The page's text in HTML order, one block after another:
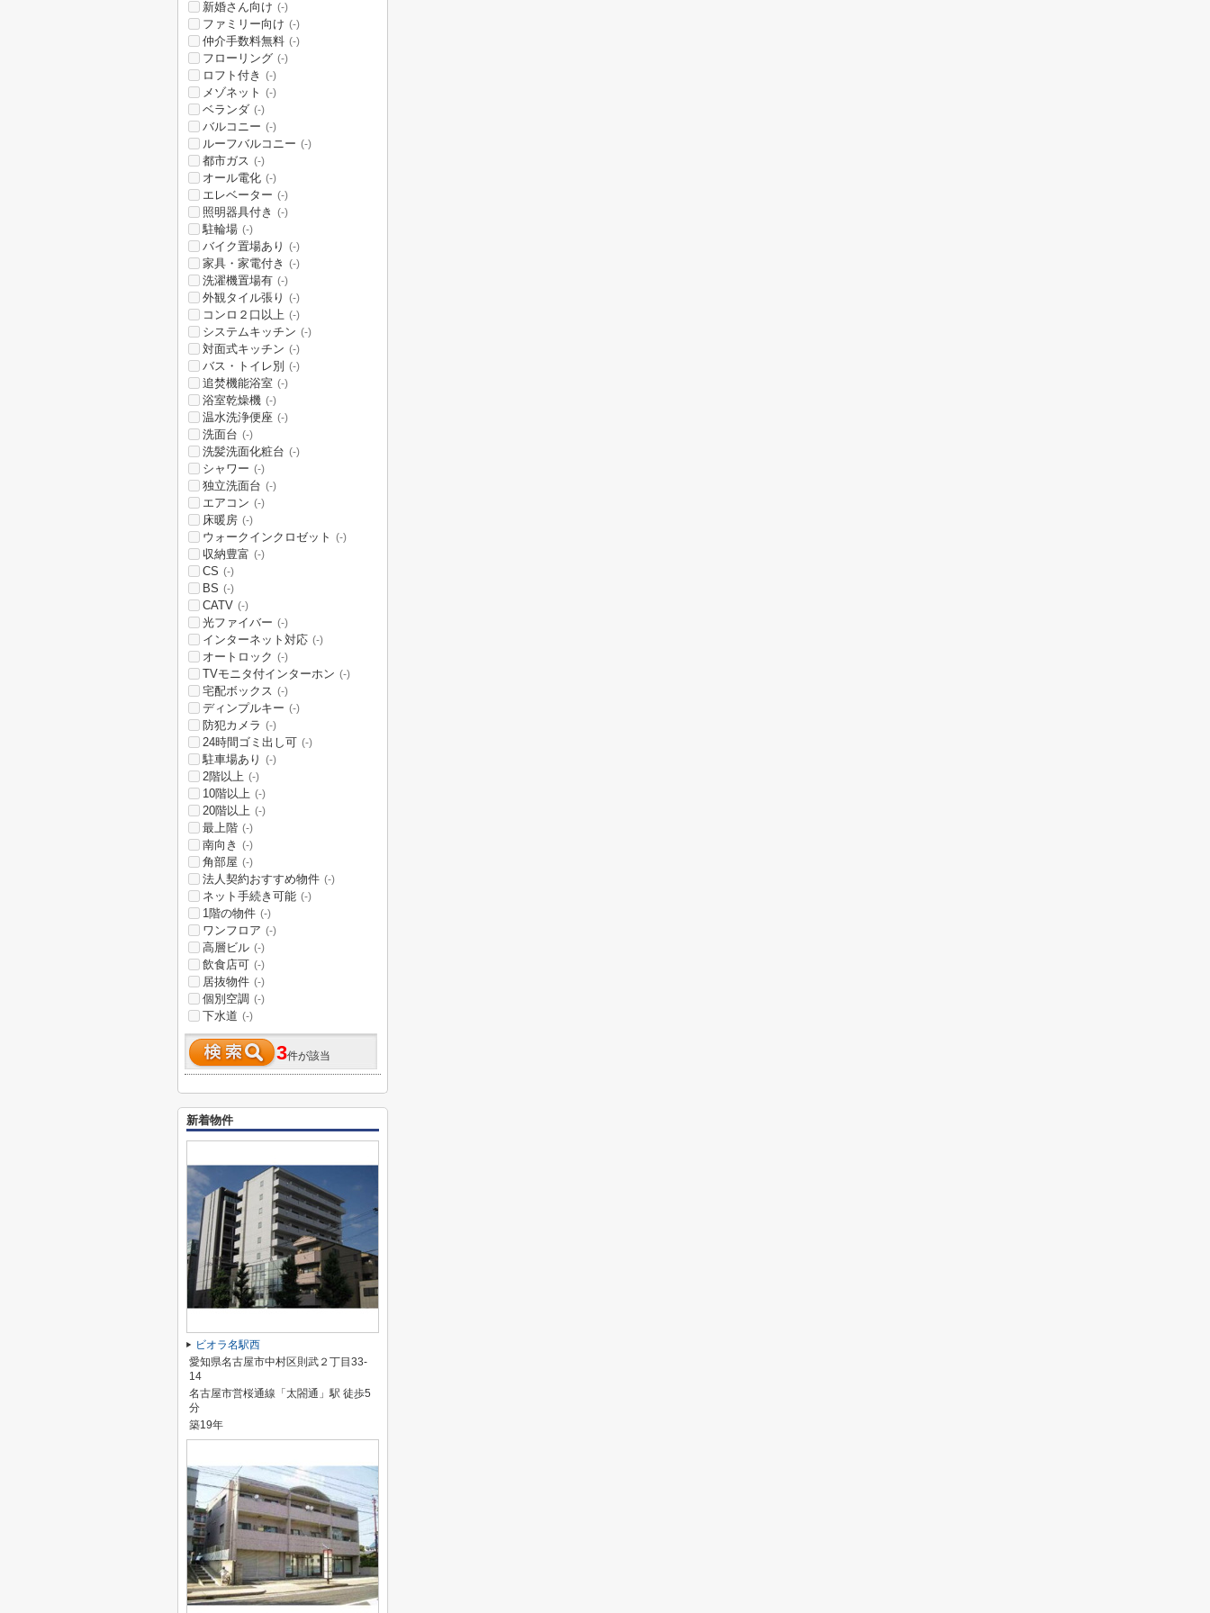
新婚さん向け (-)
ファミリー向け (-)
仲介手数料無料 (-)
フローリング (-)
ロフト付き (-)
メゾネット (-)
ベランダ (-)
バルコニー (-)
ルーフバルコニー (-)
都市ガス (-)
オール電化 (-)
エレベーター (-)
照明器具付き (-)
駐輪場 (-)
バイク置場あり (-)
家具・家電付き (-)
洗濯機置場有 (-)
外観タイル張り (-)
コンロ２口以上 (-)
システムキッチン (-)
対面式キッチン (-)
バス・トイレ別 (-)
追焚機能浴室 (-)
浴室乾燥機 (-)
温水洗浄便座 (-)
洗面台 (-)
洗髪洗面化粧台 (-)
シャワー (-)
独立洗面台 (-)
エアコン (-)
床暖房 (-)
ウォークインクロゼット (-)
収納豊富 (-)
CS (-)
BS (-)
CATV (-)
光ファイバー (-)
インターネット対応 (-)
オートロック (-)
TVモニタ付インターホン (-)
宅配ボックス (-)
ディンプルキー (-)
防犯カメラ (-)
24時間ゴミ出し可 (-)
駐車場あり (-)
2階以上 (-)
10階以上 (-)
20階以上 (-)
最上階 (-)
南向き (-)
角部屋 (-)
法人契約おすすめ物件 (-)
ネット手続き可能 (-)
1階の物件 (-)
ワンフロア (-)
高層ビル (-)
飲食店可 (-)
居抜物件 (-)
個別空調 (-)
下水道 (-)
3件が該当
新着物件
ビオラ名駅西
愛知県名古屋市中村区則武２丁目33-
14
名古屋市営桜通線「太閤通」駅 徒歩5
分
築19年